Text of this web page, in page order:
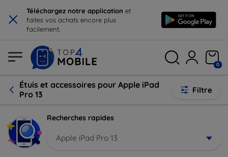
× Téléchargez notre application et
faites vos achats encore plus
facilement.
0
Étuis et accessoires pour Apple iPad
Pro 13
Filtre
Recherches rapides
Apple iPad Pro 13